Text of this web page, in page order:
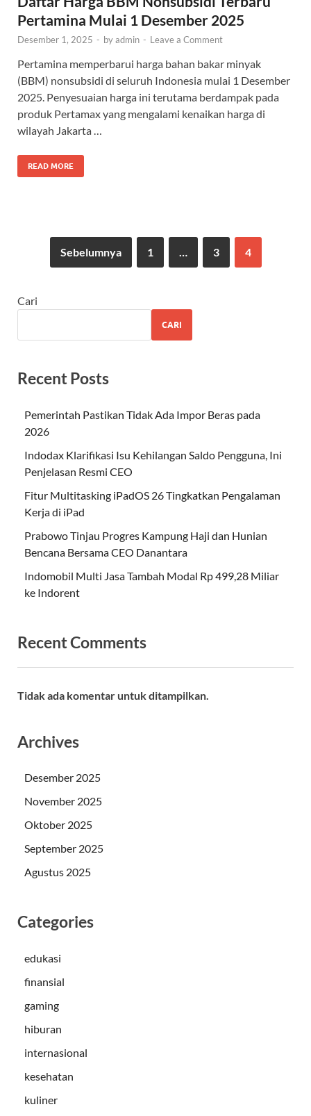
Pertamina Mulai 1 Desember 2025
Desember 1, 2025 - byadmin - Leave a Comment
Pertamina memperbarui harga bahan bakar minyak
(BBM) nonsubsidi di seluruh Indonesia mulai 1 Desember
2025. Penyesuaian harga ini terutama berdampak pada
produk Pertamax yang mengalami kenaikan harga di
wilayah Jakarta …
READ MORE
Sebelumnya 1 … 3 4
Cari
CARI
Recent Posts
Pemerintah Pastikan Tidak Ada Impor Beras pada
2026
Indodax Klarifikasi Isu Kehilangan Saldo Pengguna, Ini
Penjelasan Resmi CEO
Fitur Multitasking iPadOS 26 Tingkatkan Pengalaman
Kerja di iPad
Prabowo Tinjau Progres Kampung Haji dan Hunian
Bencana Bersama CEO Danantara
Indomobil Multi Jasa Tambah Modal Rp 499,28 Miliar
ke Indorent
Recent Comments
Tidak ada komentar untuk ditampilkan.
Archives
Desember 2025
November 2025
Oktober 2025
September 2025
Agustus 2025
Categories
edukasi
finansial
gaming
hiburan
internasional
kesehatan
kuliner